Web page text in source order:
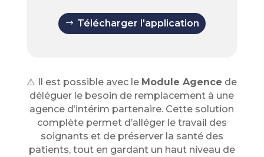
Télécharger l'application
⚠️ Il est possible avec le Module Agence de
déléguer le besoin de remplacement à une
agence d’intérim partenaire. Cette solution
complète permet d’alléger le travail des
soignants et de préserver la santé des
patients, tout en gardant un haut niveau de